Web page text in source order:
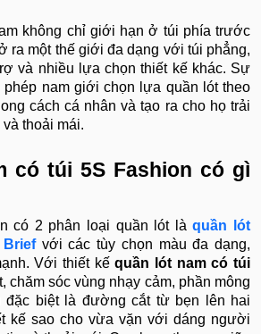
không chỉ giới hạn ở túi phía trước
ra một thế giới đa dạng với túi phẳng,
và nhiều lựa chọn thiết kế khác. Sự
phép nam giới chọn lựa quần lót theo
cách cá nhân và tạo ra cho họ trải
thoải mái.
có túi 5S Fashion có gì
có 2 phân loại quần lót làquần lót
với các tùy chọn màu đa dạng,
Với thiết kếquần lót nam có túi
chăm sóc vùng nhạy cảm, phần mông
biệt là đường cắt từ bẹn lên hai
kế sao cho vừa vặn với dáng người